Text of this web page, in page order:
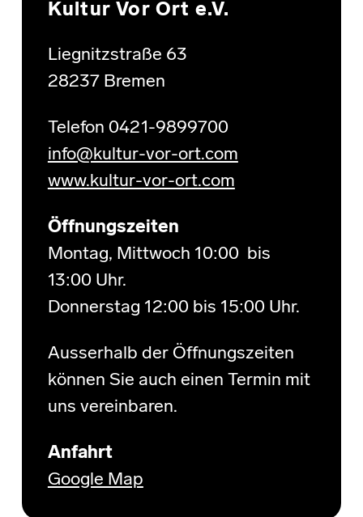
Kultur Vor Ort e.V.
Liegnitzstraße 63
28237 Bremen
Telefon 0421-9899700
info@kultur-vor-ort.com
www.kultur-vor-ort.com
Öffnungszeiten
Montag, Mittwoch 10:00 bis
13:00 Uhr.
Donnerstag 12:00 bis 15:00 Uhr.
Ausserhalb der Öffnungszeiten
können Sie auch einen Termin mit
uns vereinbaren.
Anfahrt
Google Map